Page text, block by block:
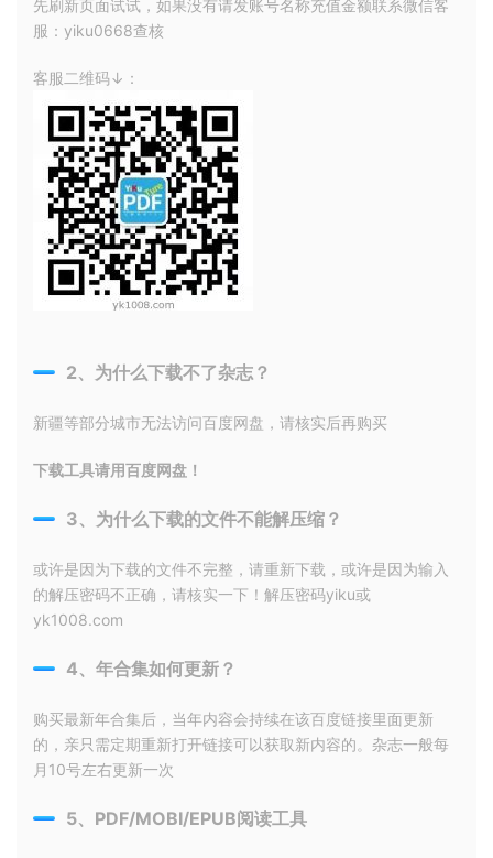
先刷新页面试试，如果没有请发账号名称充值金额联系微信客
服：yiku0668查核
客服二维码↓：
2、为什么下载不了杂志？
新疆等部分城市无法访问百度网盘，请核实后再购买
下载工具请用百度网盘！
3、为什么下载的文件不能解压缩？
或许是因为下载的文件不完整，请重新下载，或许是因为输入
的解压密码不正确，请核实一下！解压密码yiku或
yk1008.com
4、年合集如何更新？
购买最新年合集后，当年内容会持续在该百度链接里面更新
的，亲只需定期重新打开链接可以获取新内容的。杂志一般每
月10号左右更新一次
5、PDF/MOBI/EPUB阅读工具